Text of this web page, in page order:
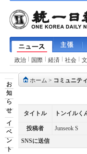
政治 国際 経済 社会
お
知
ら
せ
イ
ベ
ン
ト
ホーム > コミュニティ
タイトル トンイル
投稿者
Junseok S
SNSに送信